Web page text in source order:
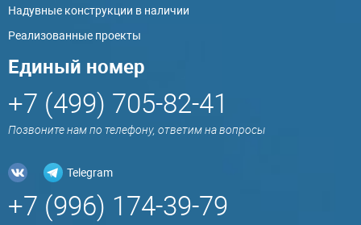
Надувные конструкции в наличии
Реализованные проекты
Единый номер
+7 (499) 705-82-41
Позвоните нам по телефону, ответим на вопросы
Telegram
+7 (996) 174-39-79